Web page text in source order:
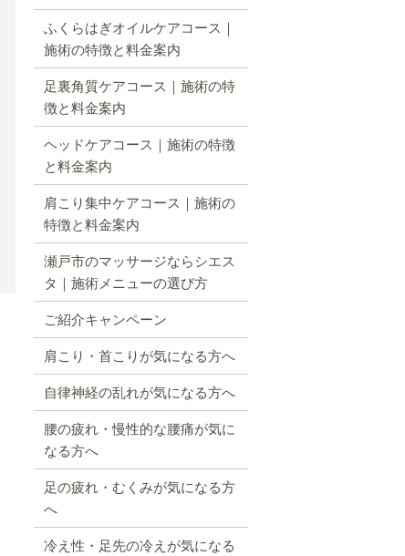
ふくらはぎオイルケアコース｜
施術の特徴と料金案内
足裏角質ケアコース｜施術の特
徴と料金案内
ヘッドケアコース｜施術の特徴
と料金案内
肩こり集中ケアコース｜施術の
特徴と料金案内
瀬戸市のマッサージならシエス
タ｜施術メニューの選び方
ご紹介キャンペーン
肩こり・首こりが気になる方へ
自律神経の乱れが気になる方へ
腰の疲れ・慢性的な腰痛が気に
なる方へ
足の疲れ・むくみが気になる方
へ
冷え性・足先の冷えが気になる